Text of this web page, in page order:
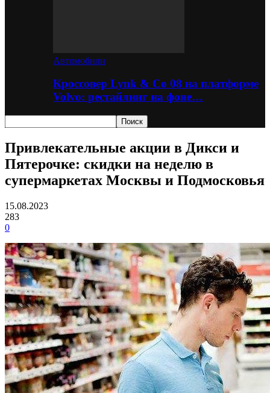
Автомобили
Кроссовер Lynk & Co 08 на платформе
Volvo: рестайлинг на фоне…
Привлекательные акции в Дикси и
Пятерочке: скидки на неделю в
супермаркетах Москвы и Подмосковья
15.08.2023
283
0